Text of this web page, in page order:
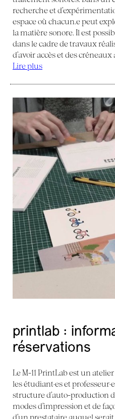
recherche et
espace où chacun.e peut
la matière sonore. Il est
dans le cadre de travaux
d’avoir accès et des créneaux
Lire plus
printlab :
réservations
Le M-11 PrintLab est un
les étudiant·es et
structure d’auto-production
modes d’impression et de
d’un prestataire auquel